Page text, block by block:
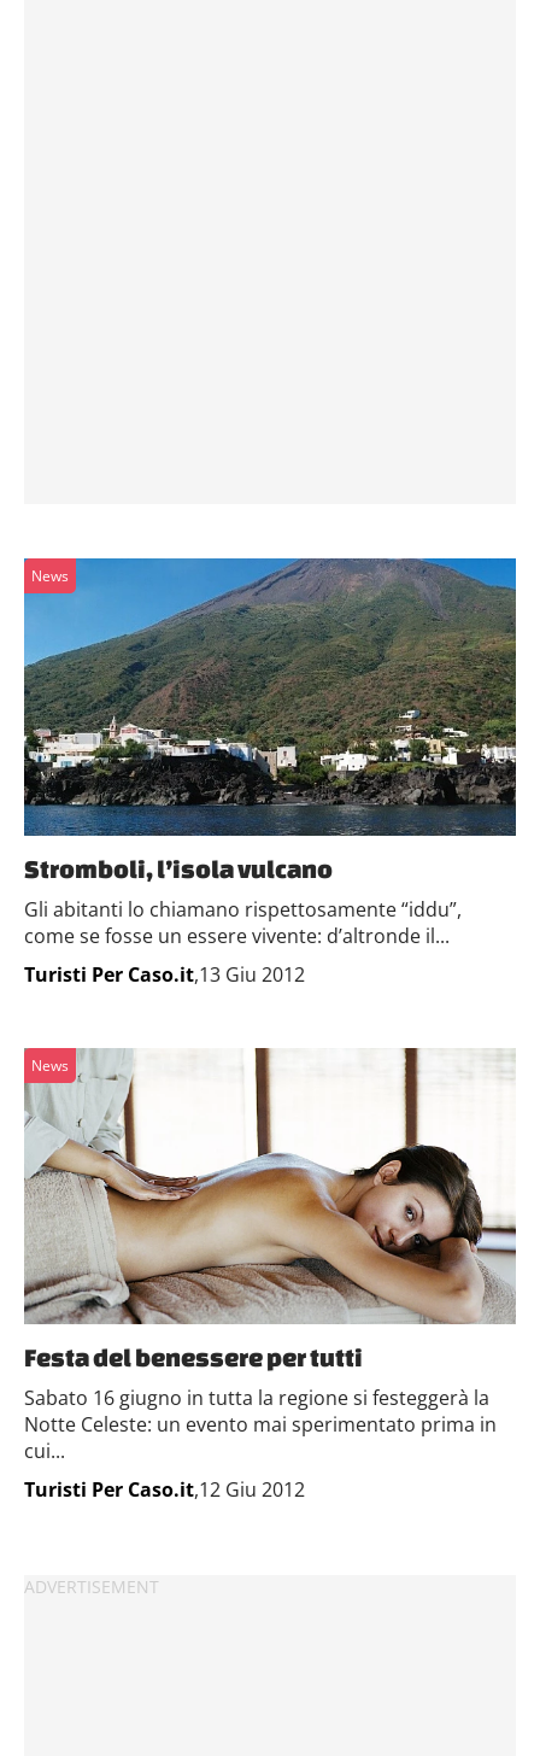
News
Stromboli, l’isola vulcano
Gli abitanti lo chiamano rispettosamente “iddu”,
come se fosse un essere vivente: d’altronde il...
Turisti Per Caso.it,13 Giu 2012
News
Festa del benessere per tutti
Sabato 16 giugno in tutta la regione si festeggerà la
Notte Celeste: un evento mai sperimentato prima in
cui...
Turisti Per Caso.it,12 Giu 2012